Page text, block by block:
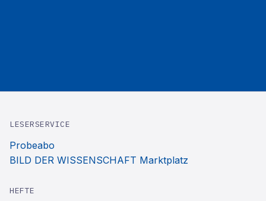
LESERSERVICE
Probeabo
BILD DER WISSENSCHAFT Marktplatz
HEFTE